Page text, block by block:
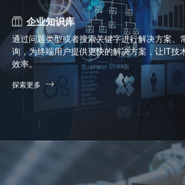
企业知识库
通过问题类型或者搜索关键字进行解决方案、
询，为终端用户提供更快的解决方案，让IT技
效率。
探索更多